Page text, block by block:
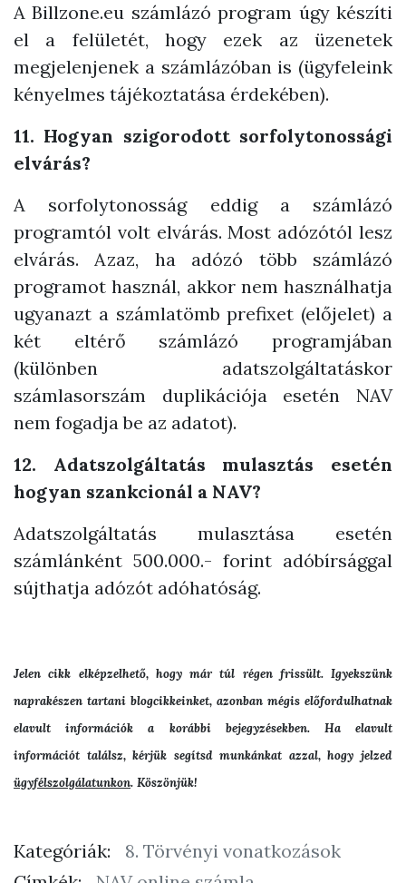
A Billzone.eu számlázó program úgy készíti
el a felületét, hogy ezek az üzenetek
megjelenjenek a számlázóban is (ügyfeleink
kényelmes tájékoztatása érdekében).
11. Hogyan szigorodott sorfolytonossági
elvárás?
A sorfolytonosság eddig a számlázó
programtól volt elvárás. Most adózótól lesz
elvárás. Azaz, ha adózó több számlázó
programot használ, akkor nem használhatja
ugyanazt a számlatömb prefixet (előjelet) a
két eltérő számlázó programjában
(különben adatszolgáltatáskor
számlasorszám duplikációja esetén NAV
nem fogadja be az adatot).
12. Adatszolgáltatás mulasztás esetén
hogyan szankcionál a NAV?
Adatszolgáltatás mulasztása esetén
számlánként 500.000.- forint adóbírsággal
sújthatja adózót adóhatóság.
Jelen cikk elképzelhető, hogy már túl régen frissült. Igyekszünk
naprakészen tartani blogcikkeinket, azonban mégis előfordulhatnak
elavult információk a korábbi bejegyzésekben. Ha elavult
információt találsz, kérjük segítsd munkánkat azzal, hogy jelzed
ügyfélszolgálatunkon. Köszönjük!
Kategóriák:
8. Törvényi vonatkozások